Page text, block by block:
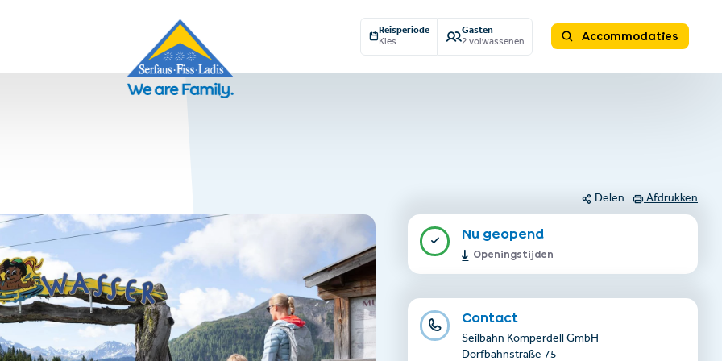
Reisperiode
Kies
Gasten
2 volwassenen
Accommodaties
Delen Afdrukken
Nu geopend
Openingstijden
Contact
Seilbahn Komperdell GmbH
Dorfbahnstraße 75